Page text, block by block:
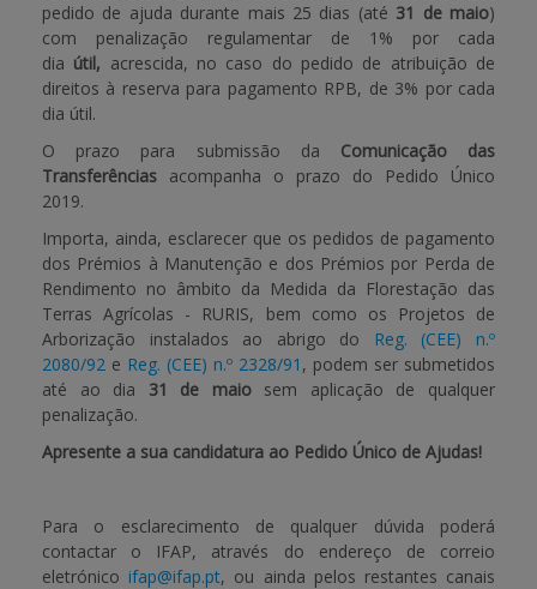
Entrar / Registar
pedido de ajuda durante mais 25 dias (até 31 de maio)
com penalização regulamentar de 1% por cada
dia útil, acrescida, no caso do pedido de atribuição de
direitos à reserva para pagamento RPB, de 3% por cada
dia útil.
O prazo para submissão da Comunicação das
Transferências acompanha o prazo do Pedido Único
2019.
Importa, ainda, esclarecer que os pedidos de pagamento
dos Prémios à Manutenção e dos Prémios por Perda de
Rendimento no âmbito da Medida da Florestação das
Terras Agrícolas - RURIS, bem como os Projetos de
Arborização instalados ao abrigo do
Reg. (CEE) n.º
2080/92 e Reg. (CEE) n.º 2328/91 , podem ser submetidos
até ao dia 31 de maiosem aplicação de qualquer
penalização.
Apresente a sua candidatura ao Pedido Único de Ajudas!
Para o esclarecimento de qualquer dúvida poderá
contactar o IFAP, através do endereço de correio
eletrónico ifap@ifap.pt, ou ainda pelos restantes canais